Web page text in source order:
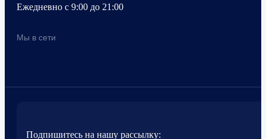
Ежедневно с 9:00 до 21:00
Мы в сети
Подпишитесь на нашу рассылку: